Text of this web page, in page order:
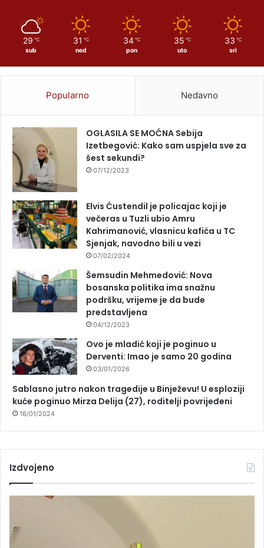
29 ℃
sub
31 ℃
ned
34 ℃
pon
35 ℃
uto
33 ℃
sri
Popularno Nedavno
OGLASILA SE MOĆNA Sebija
Izetbegović: Kako sam uspjela sve za
šest sekundi?
07/12/2023
Elvis Ćustendil je policajac koji je
večeras u Tuzli ubio Amru
Kahrimanović, vlasnicu kafića u TC
Sjenjak, navodno bili u vezi
07/02/2024
Šemsudin Mehmedović: Nova
bosanska politika ima snažnu
podršku, vrijeme je da bude
predstavljena
04/12/2023
Ovo je mladić koji je poginuo u
Derventi: Imao je samo 20 godina
03/01/2026
Sablasno jutro nakon tragedije u Binježevu! U esploziji
kuće poginuo Mirza Delija (27), roditelji povrijeđeni
16/01/2024
Izdvojeno